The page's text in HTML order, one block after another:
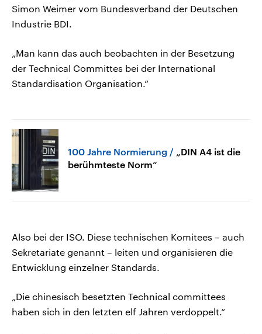
Simon Weimer vom Bundesverband der Deutschen
Industrie BDI.
„Man kann das auch beobachten in der Besetzung
der Technical Committes bei der International
Standardisation Organisation.“
100 Jahre Normierung
„DIN A4 ist die
berühmteste Norm“
Also bei der ISO. Diese technischen Komitees – auch
Sekretariate genannt – leiten und organisieren die
Entwicklung einzelner Standards.
„Die chinesisch besetzten Technical committees
haben sich in den letzten elf Jahren verdoppelt.“